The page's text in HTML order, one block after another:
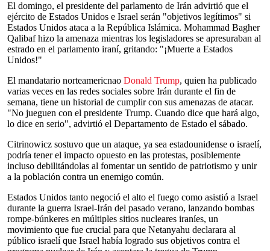
El domingo, el presidente del parlamento de Irán advirtió que el
ejército de Estados Unidos e Israel serán "objetivos legítimos" si
Estados Unidos ataca a la República Islámica. Mohammad Bagher
Qalibaf hizo la amenaza mientras los legisladores se apresuraban al
estrado en el parlamento iraní, gritando: "¡Muerte a Estados
Unidos!"
El mandatario norteamericnao Donald Trump, quien ha publicado
varias veces en las redes sociales sobre Irán durante el fin de
semana, tiene un historial de cumplir con sus amenazas de atacar.
"No jueguen con el presidente Trump. Cuando dice que hará algo,
lo dice en serio", advirtió el Departamento de Estado el sábado.
Citrinowicz sostuvo que un ataque, ya sea estadounidense o israelí,
podría tener el impacto opuesto en las protestas, posiblemente
incluso debilitándolas al fomentar un sentido de patriotismo y unir
a la población contra un enemigo común.
Estados Unidos tanto negoció el alto el fuego como asistió a Israel
durante la guerra Israel-Irán del pasado verano, lanzando bombas
rompe-búnkeres en múltiples sitios nucleares iraníes, un
movimiento que fue crucial para que Netanyahu declarara al
público israelí que Israel había logrado sus objetivos contra el